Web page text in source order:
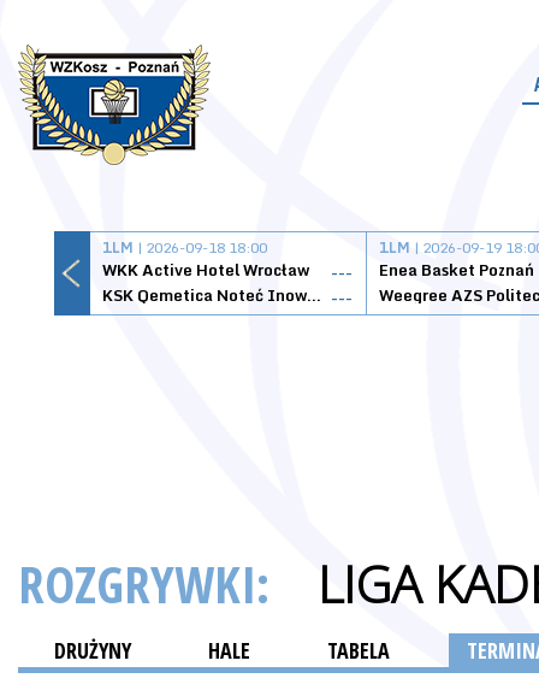
1LM | 2026-09-18 18:00
WKK Active Hotel Wrocław
---
KSK Qemetica Noteć Inowrocław ---
1LM | 2026-09-19
Enea Basket Poznań
ROZGRYWKI: LIGA
DRUŻYNY HALE TABELA